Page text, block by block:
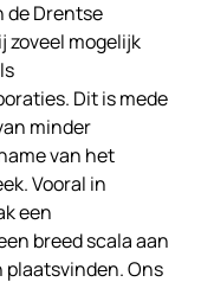
de Drentse
zoveel mogelijk
Dit is mede
minder
van het
Vooral in
een
breed scala aan
Ons